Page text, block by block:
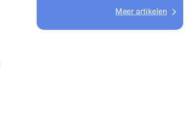
Meer artikelen